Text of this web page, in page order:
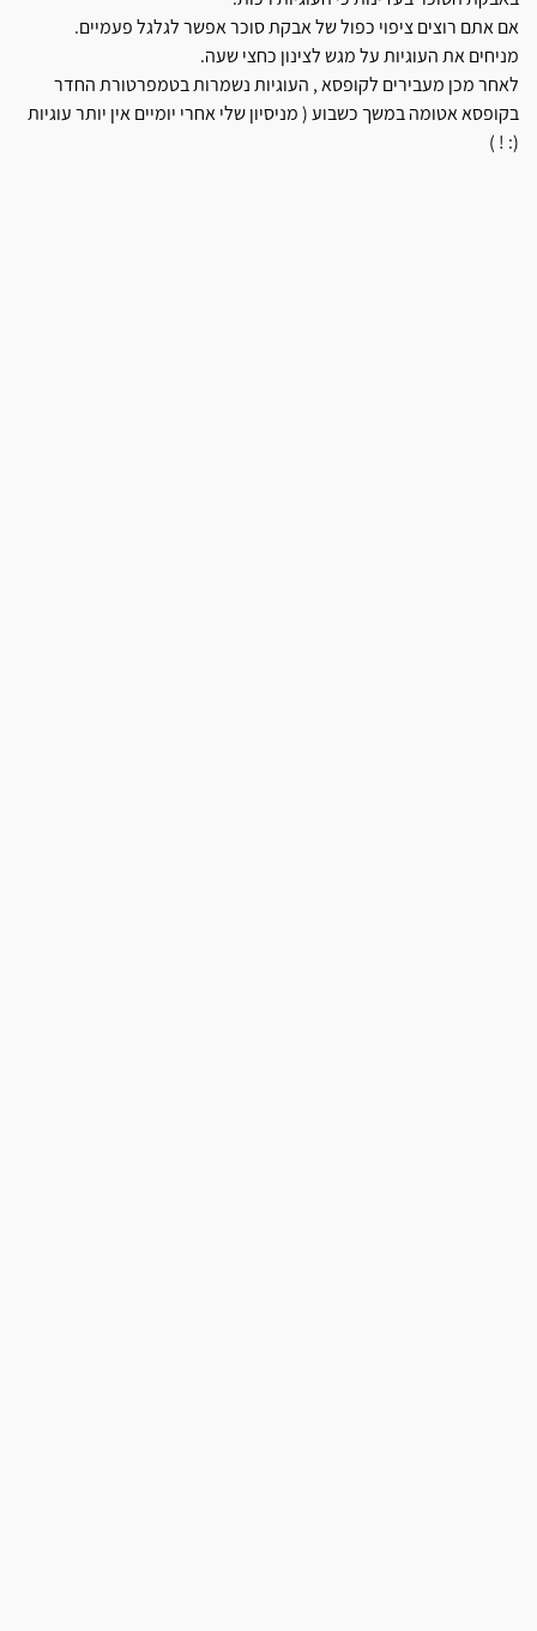
אם אתם רוצים ציפוי כפול של אבקת סוכר אפשר לגלגל פעמיים.
מניחים את העוגיות על מגש לצינון כחצי שעה.
לאחר מכן מעבירים לקופסא , העוגיות נשמרות בטמפרטורת החדר
בקופסא אטומה במשך כשבוע ( מניסיון שלי אחרי יומיים אין יותר עוגיות
(: ! )